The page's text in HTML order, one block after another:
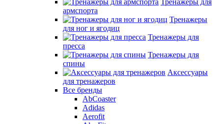
Тренажеры для
армспорта
Тренажеры
для ног и ягодиц
Тренажеры для
пресса
Тренажеры для
спины
Аксессуары
для тренажеров
Все бренды
AbCoaster
Adidas
Aerofit